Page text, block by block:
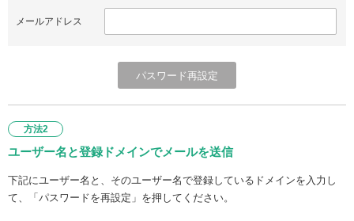
メールアドレス
方法2
ユーザー名と登録ドメインでメールを送信
下記にユーザー名と、そのユーザー名で登録しているドメインを入力し
て、「パスワードを再設定」を押してください。